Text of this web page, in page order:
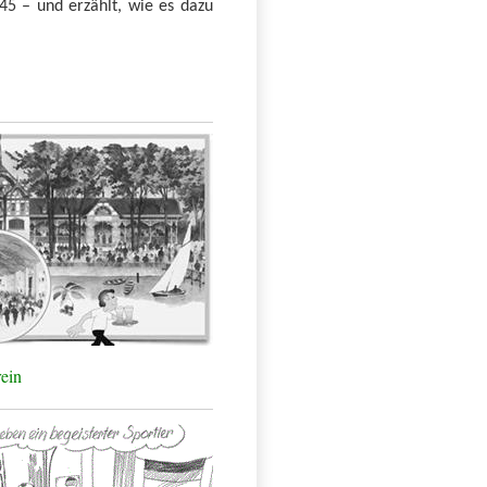
– und erzählt, wie es dazu